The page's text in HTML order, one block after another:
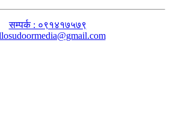
सम्पर्क : ०९१४१७५७९